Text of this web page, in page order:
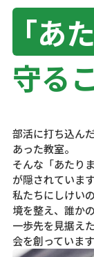
トップペー
募集職種
空港保安
「あ
守る
部活に打ち込ん
あった教室。
そんな「あたり
が隠されています
私たちにしけい
境を整え、誰か
一歩先を見据え
会を創っています